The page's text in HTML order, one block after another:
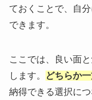
ておくことで、自
できます。
ここでは、良い面
します。
どちらか
納得できる選択につ